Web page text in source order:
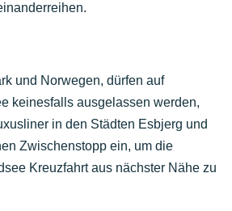
und Norwegen, dürfen auf
keinesfalls ausgelassen werden,
in den Städten Esbjerg und
Zwischenstopp ein, um die
Kreuzfahrt aus nächster Nähe zu